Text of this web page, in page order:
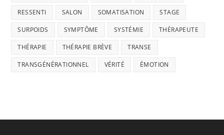
RESSENTI SALON SOMATISATION STAGE
SURPOIDS SYMPTÔME SYSTÉMIE THÉRAPEUTE
THÉRAPIE THÉRAPIE BRÈVE TRANSE
TRANSGÉNÉRATIONNEL VÉRITÉ ÉMOTION